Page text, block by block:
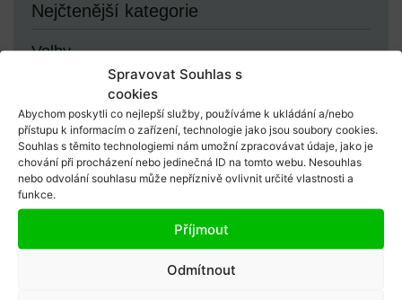
Spravovat Souhlas s
cookies
Abychom poskytli co nejlepší služby, používáme k ukládání a/nebo
přístupu k informacím o zařízení, technologie jako jsou soubory cookies.
Souhlas s těmito technologiemi nám umožní zpracovávat údaje, jako je
chování při procházení nebo jedinečná ID na tomto webu. Nesouhlas
nebo odvolání souhlasu může nepříznivě ovlivnit určité vlastnosti a
funkce.
Příjmout
Odmítnout
Nejčtenější kategorie
Volby
Demokracie
Afrika